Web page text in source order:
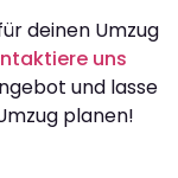
deinen Umzug
uns
und lasse
planen!